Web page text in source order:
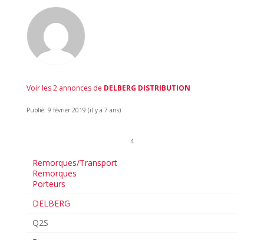
Voir les 2 annonces de DELBERG DISTRIBUTION
Publié: 9 février 2019 (il y a 7 ans)
4
Remorques/Transport
Remorques
Porteurs
DELBERG
Q2S